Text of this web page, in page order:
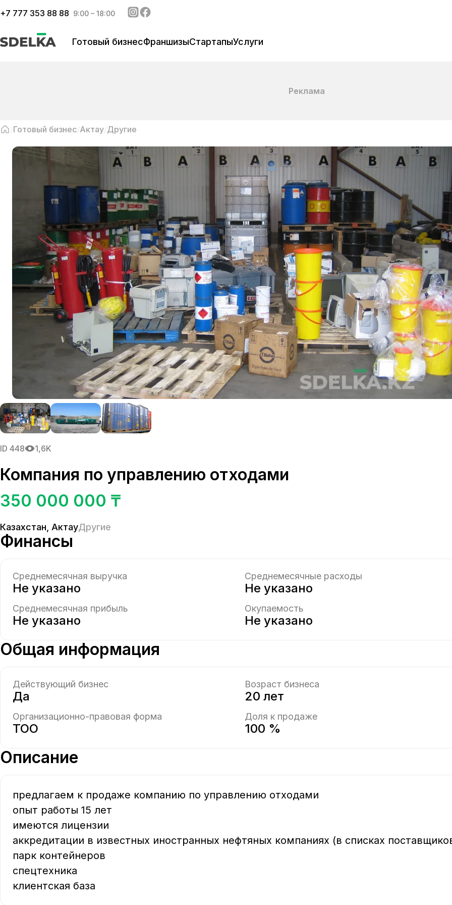
+7 777 353 88 88 9:00 – 18:00
Готовый бизнесФраншизыСтартапыУслуги
Реклама
Готовый бизнес Актау Другие
ID 448 1,6K
Компания по управлению отходами
350 000 000 ₸
Казахстан АктауДругие
Финансы
Среднемесячная выручка
Не указано
Среднемесячные расходы
Не указано
Среднемесячная прибыль
Не указано
Окупаемость
Не указано
Общая информация
Действующий бизнес
Да
Возраст бизнеса
20 лет
Организационно-правовая форма
ТОО
Доля к продаже
100 %
Описание
предлагаем к продаже компанию по управлению отходами
опыт работы 15 лет
имеются лицензии
аккредитации в известных иностранных нефтяных компаниях (в списках
парк контейнеров
спецтехника
клиентская база